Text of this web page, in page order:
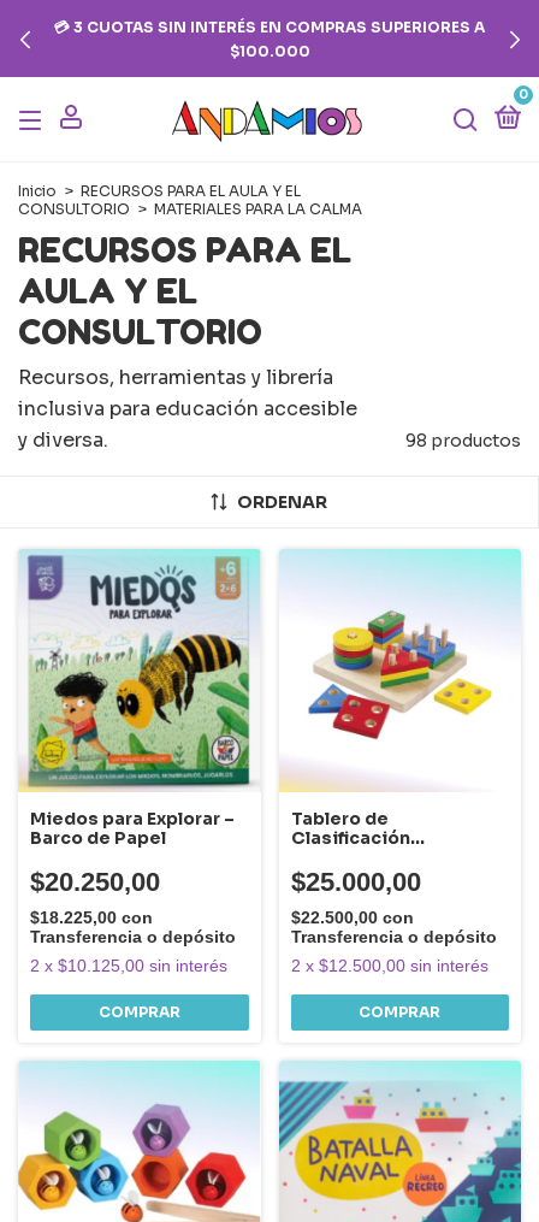
💳 3 CUOTAS SIN INTERÉS EN COMPRAS SUPERIORES A
$100.000
0
Inicio > RECURSOS PARA EL AULA Y EL
CONSULTORIO > MATERIALES PARA LA CALMA
RECURSOS PARA EL
AULA Y EL
CONSULTORIO
Recursos, herramientas y librería
inclusiva para educación accesible
y diversa.
98 productos
ORDENAR
Miedos para Explorar –
Barco de Papel
$20.250,00
$18.225,00 con
Transferencia o depósito
2 x $10.125,00 sin interés
Tablero de
Clasificación
$25.000,00
$22.500,00 con
Transferencia o depósito
2 x $12.500,00 sin interés